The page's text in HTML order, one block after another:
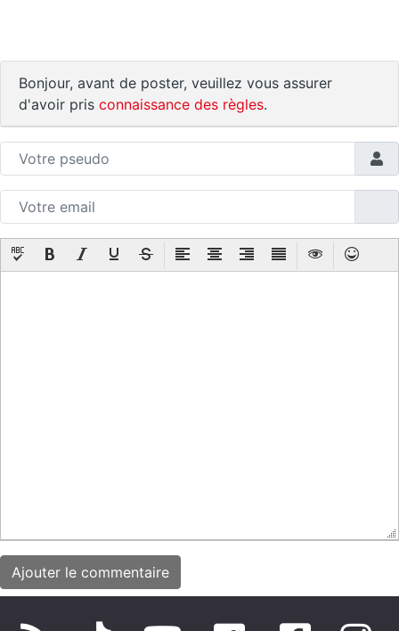
Bonjour, avant de poster, veuillez vous assurer
d'avoir pris connaissance des règles.